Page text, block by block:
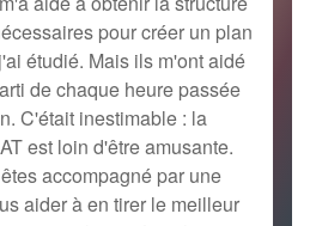
pour créer un plan
étudié. Mais ils m'ont aidé
de chaque heure passée
C'était inestimable : la
est loin d'être amusante.
accompagné par une
aider à en tirer le meilleur